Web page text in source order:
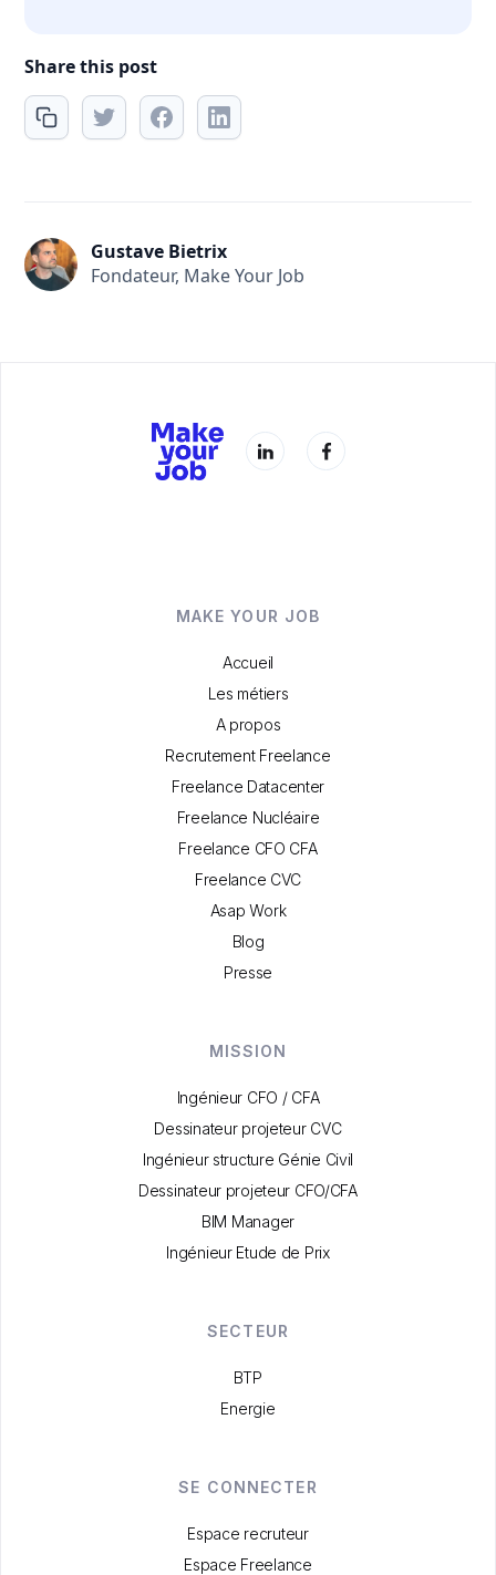
Share this post
Gustave Bietrix
Fondateur, Make Your Job
MAKE YOUR JOB
Accueil
Les métiers
A propos
Recrutement Freelance
Freelance Datacenter
Freelance Nucléaire
Freelance CFO CFA
Freelance CVC
Asap Work
Blog
Presse
MISSION
Ingénieur CFO / CFA
Dessinateur projeteur CVC
Ingénieur structure Génie Civil
Dessinateur projeteur CFO/CFA
BIM Manager
Ingénieur Etude de Prix
SECTEUR
BTP
Energie
SE CONNECTER
Espace recruteur
Espace Freelance